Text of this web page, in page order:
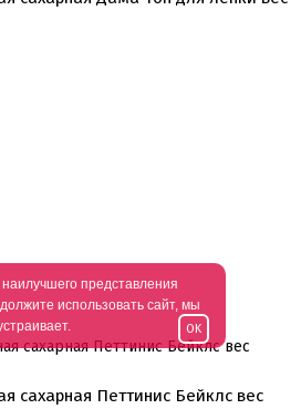
сахарная Петтинис Бейклс вес
представления
использовать сайт, мы
OK